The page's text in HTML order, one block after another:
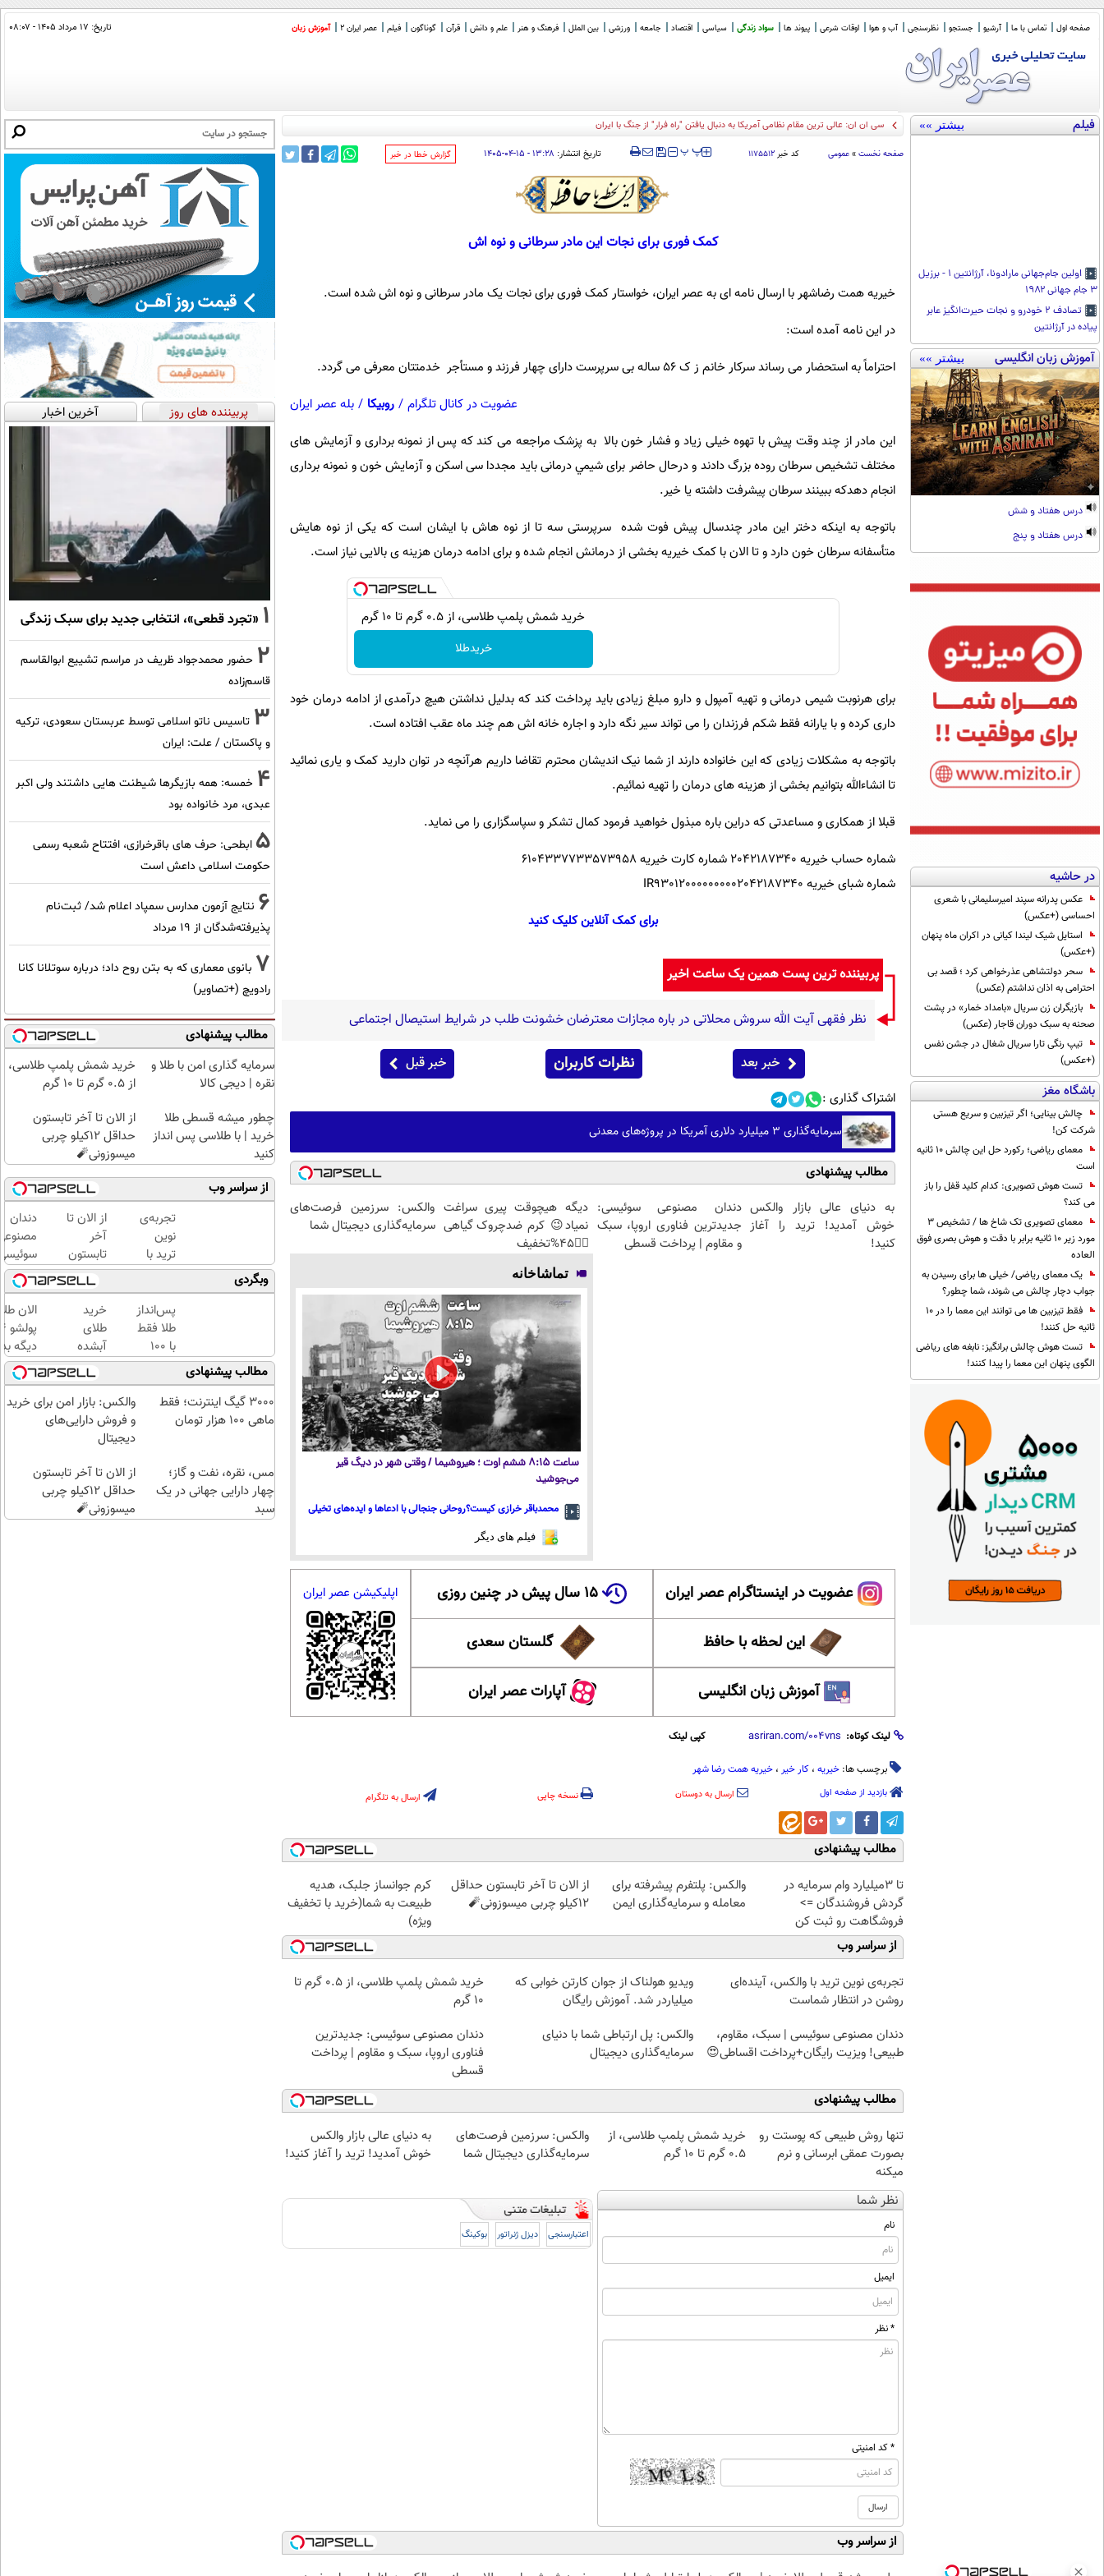
صفحه اول تماس با ما آرشیو جستجو نظرسنجی آب و هوا اوقات شرعی پیوند ها سواد زندگی سیاسی اقتصاد جامعه ورزشی بین الملل فرهنگ و هنر علم و دانش قرآن گوناگون فیلم عصر ایران 2 آموزش زبان تاریخ: ۱۷ مرداد ۱۴۰۵ - ۰۸:۰۷
فیلم بیشتر »»
اولین جام‌جهانی مارادونا، آرژانتین ۱ - برزیل
۳ جام جهانی ۱۹۸۲
تصادف ۲ خودرو و نجات حیر‌ت‌انگیز عابر
پیاده در آرژانتین
آموزش زبان انگلیسی بیشتر »»
درس هفتاد و شش
درس هفتاد و پنج
در حاشیه
عکس پدرانه سپند امیرسلیمانی با شعری
احساسی (+عکس)
استایل شیک لیندا کیانی در اکران ماه پنهان
(+عکس)
سحر دولتشاهی عذرخواهی کرد ؛ قصد بی
احترامی به اذان نداشتم (عکس)
بازیگران زن سریال «بامداد خمار» در پشت
صحنه به سبک دوران قاجار (عکس)
تیپ رنگی تارا سریال شغال در جشن نفس
(+عکس)
باشگاه مغز
چالش بینایی؛ اگر تیزبین و سریع هستی
شرکت کن!
معمای ریاضی؛ رکورد حل این چالش 10 ثانیه
است
تست هوش تصویری: کدام کلید قفل را باز
می کند؟
معمای تصویری تک شاخ ها / تشخیص 3
مورد زیر 10 ثانیه برابر با دقت و هوش بصری فوق
العاده
یک معمای ریاضی/ خیلی ها برای رسیدن به
جواب دچار چالش می شوند، شما چطور؟
فقط تیزبین ها می توانند این معما را در 10
ثانیه حل کنند!
تست هوش چالش برانگیز: نابغه های ریاضی
الگوی پنهان این معما را پیدا کنند!
سی ان ان: عالی ترین مقام نظامی آمریکا به دنبال یافتن "راه فرار" از جنگ با ایران
صفحه نخست » عمومی کد خبر۱۱۷۵۵۱۲ ‍‍‍ پپ تاریخ انتشار: ۱۳:۲۸ - ۱۵-۰۴-۱۴۰۵ ‌گزارش خطا در خبر
کمک فوری برای نجات این مادر سرطانی و نوه اش
خیریه همت رضاشهر با ارسال نامه ای به عصر ایران، خواستار کمک فوری برای نجات یک مادر سرطانی و نوه اش شده است.
در این نامه آمده است:
احتراماً به استحضار می رساند سرکار خانم ز ک ۵۶ ساله بی سرپرست دارای چهار فرزند و مستأجر خدمتتان معرفی می گردد.
عضویت در کانال تلگرام / روبیکا / بله عصر ایران
این مادر از چند وقت پیش با تهوه خیلی زیاد و فشار خون بالا به پزشک مراجعه می کند که پس از نمونه برداری و آزمايش های
مختلف تشخیص سرطان روده بزرگ دادند و درحال حاضر برای شيمي درمانی باید مجددا سی اسکن و آزمايش خون و نمونه برداری
انجام دهدکه ببینند سرطان پیشرفت داشته یا خیر.
باتوجه به اینکه دختر این مادر چندسال پیش فوت شده سرپرستی سه تا از نوه هاش با ایشان است که یکی از نوه هایش
متأسفانه سرطان خون دارد و تا الان با کمک خیریه بخشی از درمانش انجام شده و برای ادامه درمان هزینه ی بالایی نیاز است.
خرید شمش پلمپ طلاسی، از ۰.۵ گرم تا ۱۰ گرم
خریدطلا
برای هرنوبت شیمی درمانی و تهیه آمپول و دارو مبلغ زیادی باید پرداخت کند که بدلیل نداشتن هیچ درآمدی از ادامه درمان خود
داری کرده و با یارانه فقط شکم فرزندان را می تواند سیر نگه دارد و اجاره خانه اش هم چند ماه عقب افتاده است.
باتوجه به مشکلات زیادی که این خانواده دارند از شما نیک اندیشان محترم تقاضا داریم هرآنچه در توان دارید کمک و یاری نمائید
تا انشاءالله بتوانیم بخشی از هزینه های درمان را تهیه نمائیم.
قبلا از همکاری و مساعدتی که دراین باره مبذول خواهید فرمود کمال تشکر و سپاسگزاری را می نماید.
شماره حساب خیریه 2042187340 شماره کارت خیریه 6104337733573958
شماره شبای خیریه IR930120000000002042187340
برای کمک آنلاین کلیک کنید
پربیننده ترین پست همین یک ساعت اخیر
نظر فقهی آیت الله سروش محلاتی در باره مجازات معترضان خشونت طلب در شرایط استیصال اجتماعی
خبر بعد نظرات کاربران خبر قبل
اشتراک گذاری :
سرمایه‌گذاری ۳ میلیارد دلاری آمریکا در پروژه‌های معدنی
مطالب پیشنهادی
به دنیای عالی بازار والکس
خوش آمدید! ترید را آغاز
کنید!
دندان مصنوعی سوئیسی:
جدیدترین فناوری اروپا، سبک
و مقاوم | پرداخت قسطی
دیگه هیچوقت پیری سراغت
نمیاد😉 کرم ضدچروک گیاهی
👈🏻45%تخفیف
والکس: سرزمین فرصت‌های
سرمایه‌گذاری دیجیتال شما
تماشاخانه
ساعت ۸:۱۵ ششم اوت ؛ هیروشیما / وقتی شهر در دیگ قیر
می‌جوشید
محمدباقر خرازی کیست؟روحانی جنجالی با ادعاها و ایده‌های تخیلی
فیلم های دیگر
عضویت در اینستاگرام عصر ایران ۱۵ سال پیش در چنین روزی
این لحظه با حافظ گلستان سعدی
آموزش زبان انگلیسی آپارات عصر ایران
اپلیکیشن عصر ایران
لینک کوتاه: کپی لینک
برچسب ها: خیریه ، کار خیر ، خیریه همت رضا شهر
بازدید از صفحه اول ارسال به دوستان نسخه چاپی ارسال به تلگرام
مطالب پیشنهادی
تا 3میلیارد وام سرمایه در
گردش فروشندگان =>
فروشگاهت رو ثبت کن
والکس: پلتفرم پیشرفته برای
معامله و سرمایه‌گذاری ایمن
از الان تا آخر تابستون حداقل
12کیلو چربی میسوزونی🧨
کرم جوانساز جلبک، هدیه
طبیعت به شما(خرید با تخفیف
ویژه)
از سراسر وب
تجربه‌ی نوین ترید با والکس، آینده‌ای
روشن در انتظار شماست
ویدیو هولناک از جوان کارتن خوابی که
میلیاردر شد. آموزش رایگان
خرید شمش پلمپ طلاسی، از ۰.۵ گرم تا
۱۰ گرم
دندان مصنوعی سوئیسی | سبک، مقاوم،
طبیعی! ویزیت رایگان+پرداخت اقساطی😍
والکس: پل ارتباطی شما با دنیای
سرمایه‌گذاری دیجیتال
دندان مصنوعی سوئیسی: جدیدترین
فناوری اروپا، سبک و مقاوم | پرداخت
قسطی
مطالب پیشنهادی
تنها روش طبیعی که پوستت رو
بصورت عمقی ابرسانی و نرم
میکنه
خرید شمش پلمپ طلاسی، از
۰.۵ گرم تا ۱۰ گرم
والکس: سرزمین فرصت‌های
سرمایه‌گذاری دیجیتال شما
به دنیای عالی بازار والکس
خوش آمدید! ترید را آغاز کنید!
نظر شما
نام
ایمیل
* نظر
* کد امنیتی
اعتبارسنجی دیزل ژنراتور بوکینگ
از سراسر وب
پربیننده های روز آخرین اخبار
1 «تجرد قطعی»، انتخابی جدید برای سبک زندگی
2 حضور محمدجواد ظریف در مراسم تشییع ابوالقاسم
قاسم‌زاده
3 تاسیس ناتو اسلامی توسط عربستان سعودی، ترکیه
و پاکستان / علت: ایران
4 خمسه: همه بازیگرها شیطنت هایی داشتند ولی اکبر
عبدی، مرد خانواده بود
5 ابطحی: حرف های باقرخرازی، افتتاح شعبه رسمی
حکومت اسلامی داعش است
6 نتایج آزمون مدارس سمپاد اعلام شد/ ثبت‌نام
پذیرفته‌شدگان از ۱۹ مرداد
7 بانوی معماری که به بتن روح داد؛ درباره سوتلانا کانا
رادویچ (+تصاویر)
مطالب پیشنهادی
سرمایه گذاری امن با طلا و
نقره | دیجی کالا
خرید شمش پلمپ طلاسی،
از ۰.۵ گرم تا ۱۰ گرم
چطور میشه قسطی طلا
خرید | با طلاسی پس انداز
کنید
از الان تا آخر تابستون
حداقل 12کیلو چربی
میسوزونی🧨
از سراسر وب
تجربه‌ی
نوین
ترید با
والکس،
آینده‌ای
روشن
در
انتظار
شماست
از الان تا
آخر
تابستون
حداقل
12کیلو
چربی
میسوزونی
🧨
دندان
فناوری
اروپا،
سبک و
مقاوم |
پرداخت
قسطی
وبگردی
پس‌انداز
طلا فقط
با ۱۰۰
هزارتومان
(امن و
راحت)
خرید
طلای
آبشده
حتی با
۱۰۰هزارتومان
الان
دیگه
طلا با
بی‌بهره
مطالب پیشنهادی
3000 گیگ اینترنت؛ فقط
ماهی 100 هزار تومان
والکس: بازار امن برای خرید
و فروش دارایی‌های
دیجیتال
مس، نقره، نفت و گاز؛
چهار دارایی جهانی در یک
سبد
از الان تا آخر تابستون
حداقل 12کیلو چربی
میسوزونی🧨